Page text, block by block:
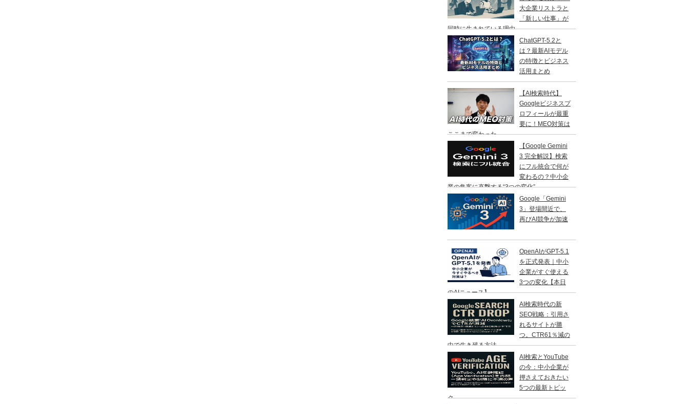
大企業リストラと
「新しい仕事」が
同時に生まれている理由 ―
ChatGPT-5.2と
は？最新AIモデル
の特徴とビジネス
活用まとめ
【AI検索時代】
Googleビジネスプ
ロフィールが最重
要に！MEO対策は
ここまで変わった
【Google Gemini
3 完全解説】検索
にフル統合で何が
変わるの？中小企
業の集客に直撃する“3つの変化”
Google「Gemini
3」登場間近で、
再びAI競争が加速
OpenAIがGPT-5.1
を正式発表｜中小
企業がすぐ使える
3つの変化【本日
のAIニュース】
AI検索時代の新
SEO戦略：引用さ
れるサイトが勝
つ。CTR61％減の
中で生き残る方法
AI検索とYouTube
の今：中小企業が
押さえておきたい
5つの最新トピッ
ク